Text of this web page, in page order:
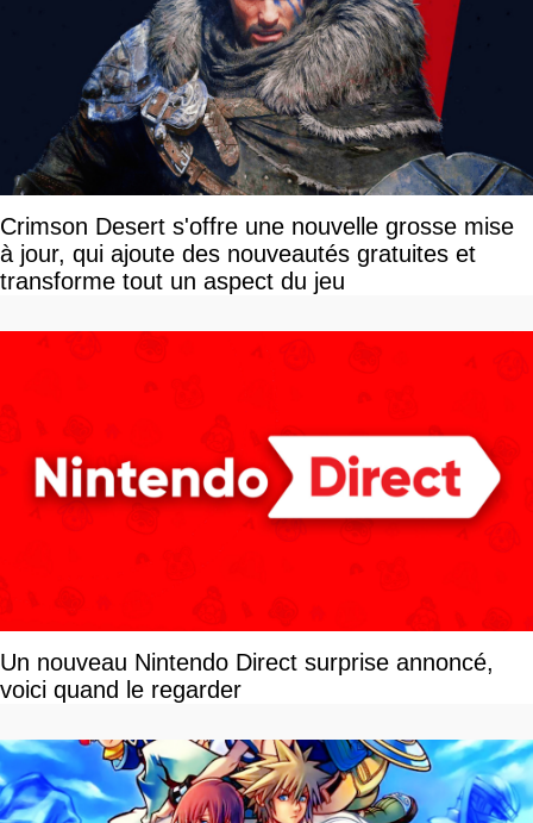
Crimson Desert s'offre une nouvelle grosse mise
à jour, qui ajoute des nouveautés gratuites et
transforme tout un aspect du jeu
Un nouveau Nintendo Direct surprise annoncé,
voici quand le regarder